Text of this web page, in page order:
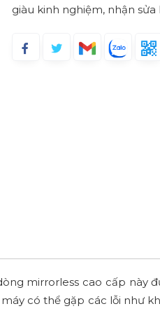
giàu kinh nghiệm, nhận sửa
mirrorless cao cấp này
có thể gặp các lỗi như